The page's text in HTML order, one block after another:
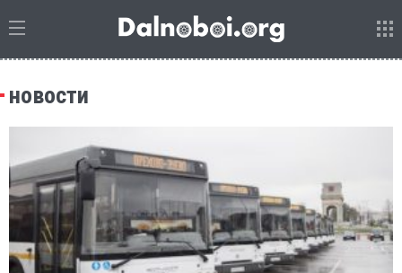
новости